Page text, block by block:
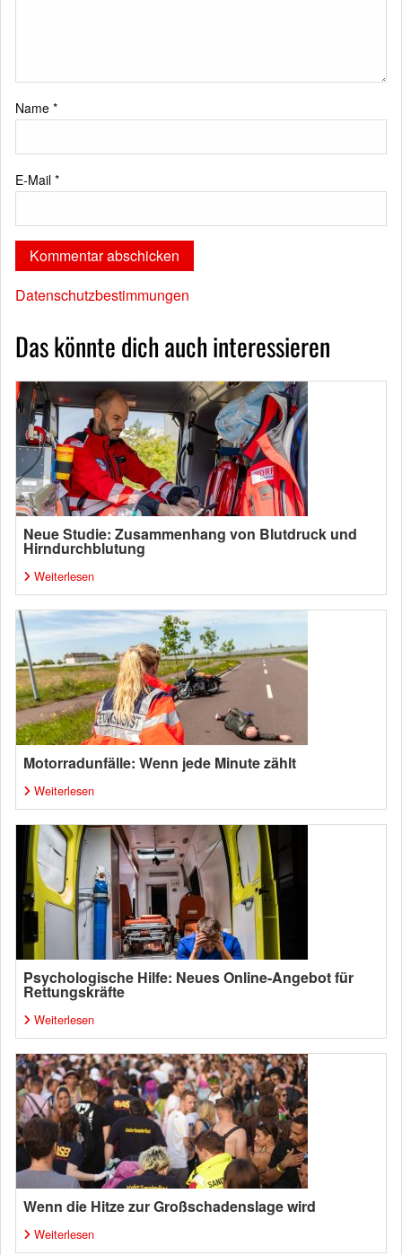
Name *
E-Mail *
Datenschutzbestimmungen
Das könnte dich auch interessieren
Neue Studie: Zusammenhang von Blutdruck und
Hirndurchblutung
Weiterlesen
Motorradunfälle: Wenn jede Minute zählt
Weiterlesen
Psychologische Hilfe: Neues Online-Angebot für
Rettungskräfte
Weiterlesen
Wenn die Hitze zur Großschadenslage wird
Weiterlesen